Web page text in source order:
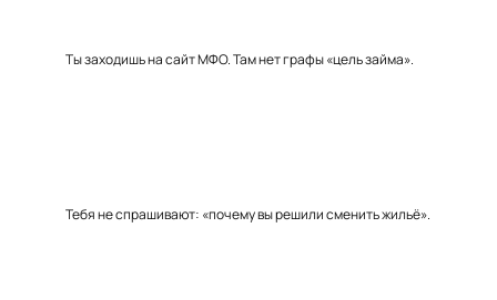
Ты заходишь на сайт МФО. Там нет графы «цель займа».
Тебя не спрашивают: «почему вы решили сменить жильё».